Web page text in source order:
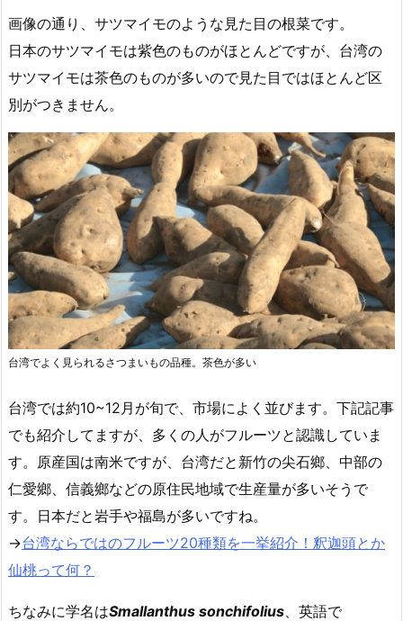
画像の通り、サツマイモのような見た目の根菜です。
日本のサツマイモは紫色のものがほとんどですが、台湾の
サツマイモは茶色のものが多いので見た目ではほとんど区
別がつきません。
台湾でよく見られるさつまいもの品種。茶色が多い
台湾では約10~12 月が旬で、市場によく並びます。下記記事
でも紹介してますが、多くの人がフルーツと認識していま
す。原産国は南米ですが、台湾だと新竹の尖石鄉、中部の
仁愛鄉、信義鄉などの原住民地域で生産量が多いそうで
す。日本だと岩手や福島が多いですね。
→台湾ならではのフルーツ20種類を一挙紹介！釈迦頭とか
仙桃って何？
ちなみに学名はSmallanthus sonchifolius
英語で